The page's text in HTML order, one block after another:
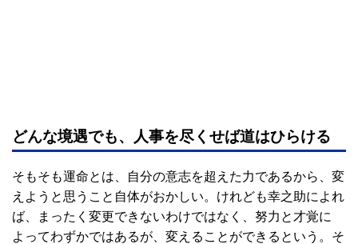
どんな境遇でも、人事を尽くせば道はひらける
そもそも運命とは、自分の意志を超えた力であるから、変
えようと思うこと自体がおかしい。けれども幸之助によれ
ば、まったく変更できないわけではなく、努力と才覚に
よってわずかではあるが、変えることができるという。そ